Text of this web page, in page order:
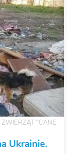
"CANE
Ukrainie.